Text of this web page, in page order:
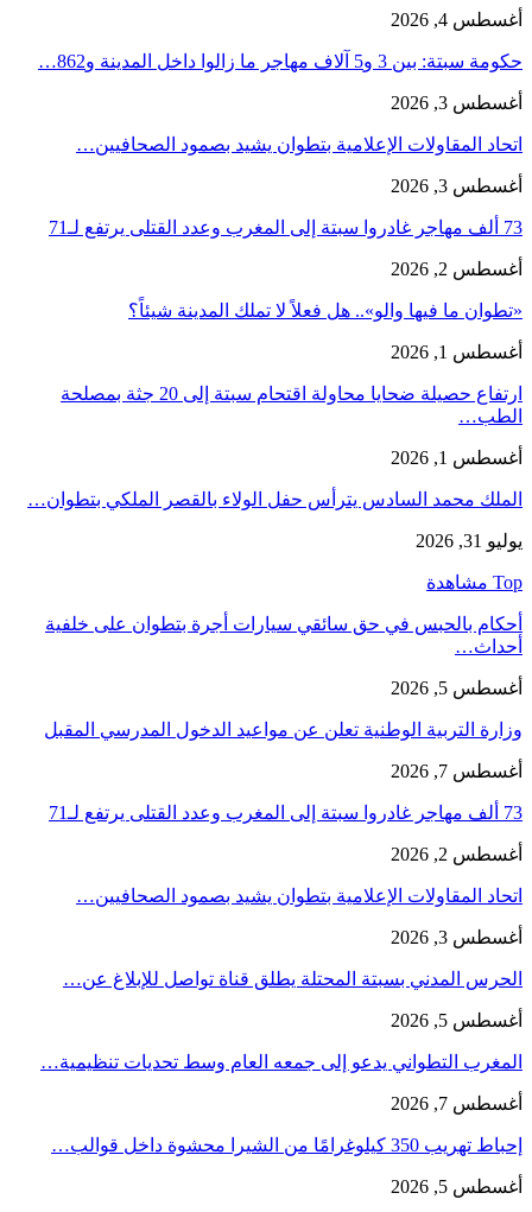
أغسطس 4, 2026
حكومة سبتة: بين 3 و5 آلاف مهاجر ما زالوا داخل المدينة و862…
أغسطس 3, 2026
اتحاد المقاولات الإعلامية بتطوان يشيد بصمود الصحافيين…
أغسطس 3, 2026
73 ألف مهاجر غادروا سبتة إلى المغرب وعدد القتلى يرتفع لـ71
أغسطس 2, 2026
«تطوان ما فيها والو».. هل فعلاً لا تملك المدينة شيئاً؟
أغسطس 1, 2026
ارتفاع حصيلة ضحايا محاولة اقتحام سبتة إلى 20 جثة بمصلحة
الطب…
أغسطس 1, 2026
الملك محمد السادس يترأس حفل الولاء بالقصر الملكي بتطوان…
يوليو 31, 2026
Top مشاهدة
أحكام بالحبس في حق سائقي سيارات أجرة بتطوان على خلفية
أحداث…
أغسطس 5, 2026
وزارة التربية الوطنية تعلن عن مواعيد الدخول المدرسي المقبل
أغسطس 7, 2026
73 ألف مهاجر غادروا سبتة إلى المغرب وعدد القتلى يرتفع لـ71
أغسطس 2, 2026
اتحاد المقاولات الإعلامية بتطوان يشيد بصمود الصحافيين…
أغسطس 3, 2026
الحرس المدني بسبتة المحتلة يطلق قناة تواصل للإبلاغ عن…
أغسطس 5, 2026
المغرب التطواني يدعو إلى جمعه العام وسط تحديات تنظيمية…
أغسطس 7, 2026
إحباط تهريب 350 كيلوغرامًا من الشيرا محشوة داخل قوالب…
أغسطس 5, 2026